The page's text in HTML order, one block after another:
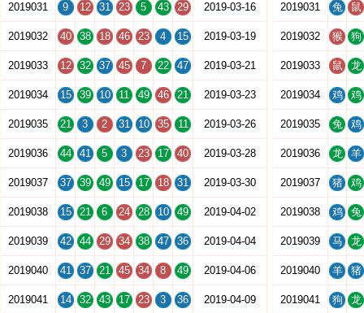
2019031 9 12 31 23 5 43 29 2019-03-16
2019032 40 38 18 46 23 4 15 2019-03-19
2019033 12 32 37 45 7 22 47 2019-03-21
2019034 15 39 10 11 49 46 21 2019-03-23
2019035 21 3 2 31 10 35 11 2019-03-26
2019036 44 41 5 3 23 17 40 2019-03-28
2019037 37 39 49 15 17 18 31 2019-03-30
2019038 15 21 6 24 28 10 49 2019-04-02
2019039 42 44 29 34 38 47 36 2019-04-04
2019040 41 37 21 45 34 8 49 2019-04-06
2019041 14 32 43 17 23 3 36 2019-04-09
2019031 兔 鼠
2019032 猴 狗
2019033 鼠 龙
2019034 鸡 鸡
2019035 兔 鸡
2019036 龙 羊
2019037 猪 鸡
2019038 鸡 兔
2019039 马 龙
2019040 羊 猪
2019041 狗 龙